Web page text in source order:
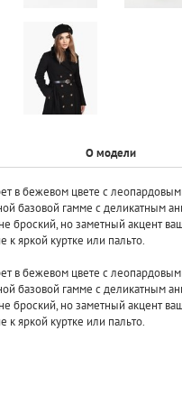
О модели
в бежевом цвете с
базовой гамме с деликатным
броский, но заметный акцент
к яркой куртке или пальто.
в бежевом цвете с
базовой гамме с деликатным
броский, но заметный акцент
к яркой куртке или пальто.